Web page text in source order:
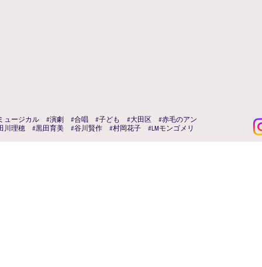
ュージカル #演劇 #合唱 #子ども #大田区 #赤毛のアン
川理穂 #黒田育美 #谷川賢作 #村岡花子 #LMモンゴメリ